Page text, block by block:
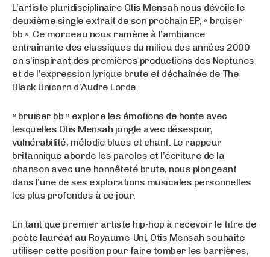
L’artiste pluridisciplinaire Otis Mensah nous dévoile le
deuxième single extrait de son prochain EP, « bruiser
bb ». Ce morceau nous ramène à l’ambiance
entraînante des classiques du milieu des années 2000
en s’inspirant des premières productions des Neptunes
et de l’expression lyrique brute et déchaînée de The
Black Unicorn d’Audre Lorde.
« bruiser bb » explore les émotions de honte avec
lesquelles Otis Mensah jongle avec désespoir,
vulnérabilité, mélodie blues et chant. Le rappeur
britannique aborde les paroles et l’écriture de la
chanson avec une honnêteté brute, nous plongeant
dans l’une de ses explorations musicales personnelles
les plus profondes à ce jour.
En tant que premier artiste hip-hop à recevoir le titre de
poète lauréat au Royaume-Uni, Otis Mensah souhaite
utiliser cette position pour faire tomber les barrières,